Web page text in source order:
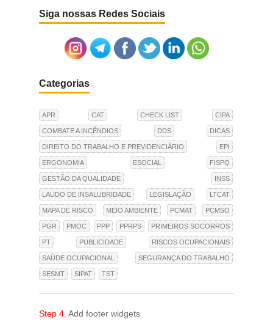
Siga nossas Redes Sociais
Categorias
APR CAT CHECK LIST CIPA
COMBATE A INCÊNDIOS DDS DICAS
DIREITO DO TRABALHO E PREVIDENCIÁRIO EPI
ERGONOMIA ESOCIAL FISPQ
GESTÃO DA QUALIDADE INSS
LAUDO DE INSALUBRIDADE LEGISLAÇÃO LTCAT
MAPA DE RISCO MEIO AMBIENTE PCMAT PCMSO
PGR PMOC PPP PPRPS PRIMEIROS SOCORROS
PT PUBLICIDADE RISCOS OCUPACIONAIS
SAÚDE OCUPACIONAL SEGURANÇA DO TRABALHO
SESMT SIPAT TST
Step 4. Add footer widgets